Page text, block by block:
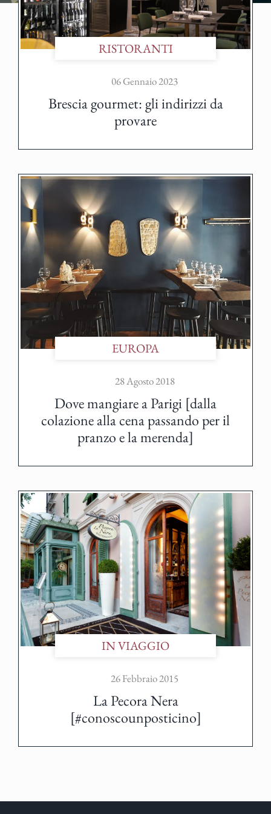
RISTORANTI
06 Gennaio 2023
Brescia gourmet: gli indirizzi da
provare
EUROPA
28 Agosto 2018
Dove mangiare a Parigi [dalla
colazione alla cena passando per il
pranzo e la merenda]
IN VIAGGIO
26 Febbraio 2015
La Pecora Nera
[#conoscounposticino]